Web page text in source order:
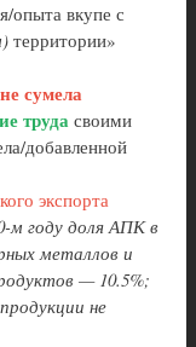
опыта вкупе с
территории»
не сумела
труда своими
добавленной
экспорта
м году доля АПК в
металлов и
— 10.5%;
не